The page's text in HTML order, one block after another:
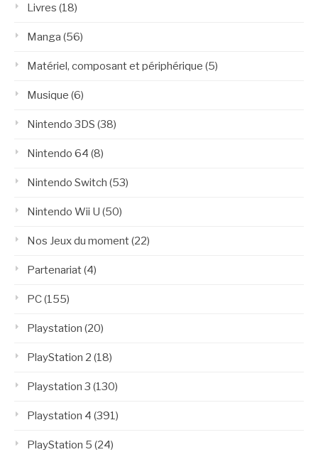
Livres (18)
Manga (56)
Matériel, composant et périphérique (5)
Musique (6)
Nintendo 3DS (38)
Nintendo 64 (8)
Nintendo Switch (53)
Nintendo Wii U (50)
Nos Jeux du moment(22)
Partenariat(4)
PC(155)
Playstation (20)
PlayStation 2 (18)
Playstation 3 (130)
Playstation 4 (391)
PlayStation 5 (24)